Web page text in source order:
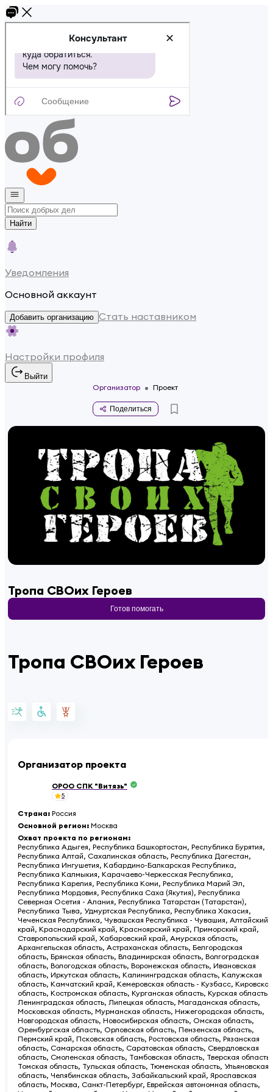
Найти
Уведомления
Основной аккаунт
Добавить организацию Стать наставником
Настройки профиля
Выйти
Организатор
Проект
Поделиться
Тропа СВОих Героев
Готов помогать
Тропа СВОих Героев
Организатор проекта
ОРОО СПК "Витязь"
5
Страна: Россия
Основной регион: Москва
Охват проекта по регионам:
Республика Адыгея, Республика Башкортостан, Республика Бурятия,
Республика Алтай, Сахалинская область, Республика Дагестан,
Республика Ингушетия, Кабардино-Балкарская Республика,
Республика Калмыкия, Карачаево-Черкесская Республика,
Республика Карелия, Республика Коми, Республика Марий Эл,
Республика Мордовия, Республика Саха (Якутия), Республика
Северная Осетия - Алания, Республика Татарстан (Татарстан),
Республика Тыва, Удмуртская Республика, Республика Хакасия,
Чеченская Республика, Чувашская Республика - Чувашия, Алтайский
край, Краснодарский край, Красноярский край, Приморский край,
Ставропольский край, Хабаровский край, Амурская область,
Архангельская область, Астраханская область, Белгородская
область, Брянская область, Владимирская область, Волгоградская
область, Вологодская область, Воронежская область, Ивановская
область, Иркутская область, Калининградская область, Калужская
область, Камчатский край, Кемеровская область - Кузбасс, Кировская
область, Костромская область, Курганская область, Курская область,
Ленинградская область, Липецкая область, Магаданская область,
Московская область, Мурманская область, Нижегородская область,
Новгородская область, Новосибирская область, Омская область,
Оренбургская область, Орловская область, Пензенская область,
Пермский край, Псковская область, Ростовская область, Рязанская
область, Самарская область, Саратовская область, Свердловская
область, Смоленская область, Тамбовская область, Тверская область,
Томская область, Тульская область, Тюменская область, Ульяновская
область, Челябинская область, Забайкальский край, Ярославская
область, Москва, Санкт-Петербург, Еврейская автономная область,